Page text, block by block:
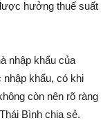
hưởng thuế suất
nhập khẩu của
nhập khẩu, có khi
còn nên rõ ràng
Bình chia sẻ.